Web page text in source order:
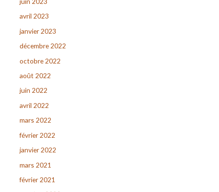
avril 2023
janvier 2023
décembre 2022
octobre 2022
août 2022
juin 2022
avril 2022
mars 2022
février 2022
janvier 2022
mars 2021
février 2021